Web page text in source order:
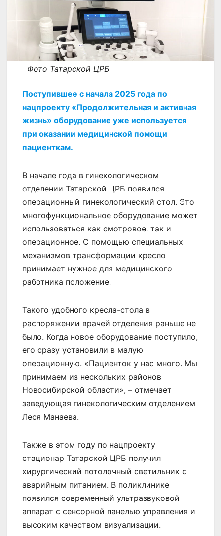
Фото Татарской ЦРБ
Поступившее с начала 2025 года по
нацпроекту «Продолжительная и активная
жизнь» оборудование уже используется
при оказании медицинской помощи
пациенткам.
В начале года в гинекологическом
отделении Татарской ЦРБ появился
операционный гинекологический стол. Это
многофункциональное оборудование может
использоваться как смотровое, так и
операционное. С помощью специальных
механизмов трансформации кресло
принимает нужное для медицинского
работника положение.
Такого удобного кресла-стола в
распоряжении врачей отделения раньше не
было. Когда новое оборудование поступило,
его сразу установили в малую
операционную. «Пациенток у нас много. Мы
принимаем из нескольких районов
Новосибирской области», – отмечает
заведующая гинекологическим отделением
Леся Манаева.
Также в этом году по нацпроекту
стационар Татарской ЦРБ получил
хирургический потолочный светильник с
аварийным питанием. В поликлинике
появился современный ультразвуковой
аппарат с сенсорной панелью управления и
высоким качеством визуализации.